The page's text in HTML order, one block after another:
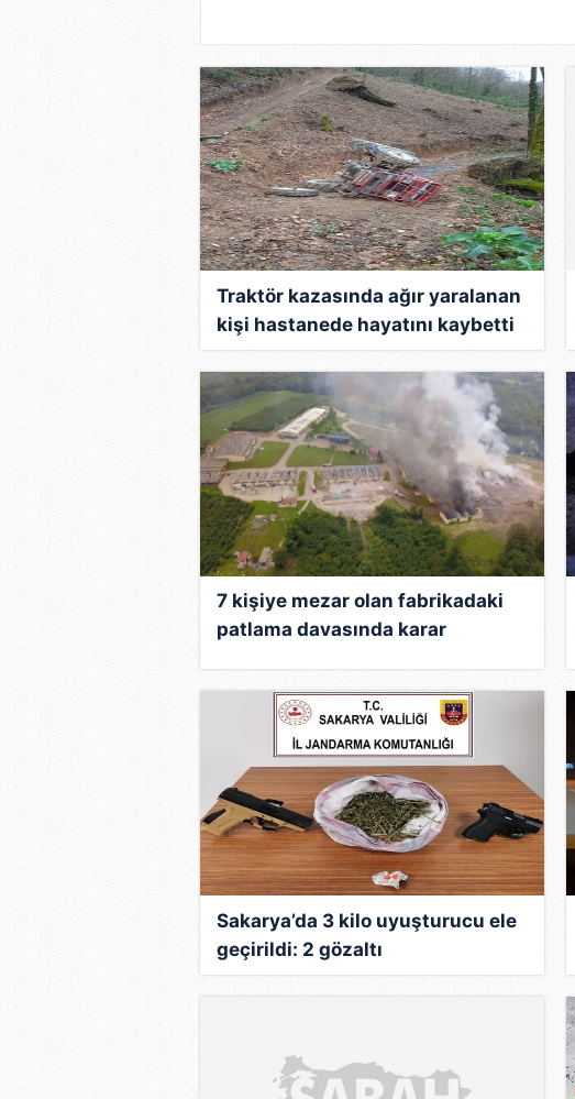
Traktör kazasında ağır yaralanan
kişi hastanede hayatını kaybetti
7 kişiye mezar olan fabrikadaki
patlama davasında karar
Sakarya’da 3 kilo uyuşturucu ele
geçirildi: 2 gözaltı